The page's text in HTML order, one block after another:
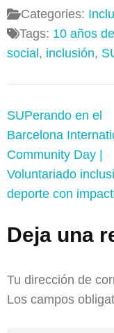
Categories:
Tags: 10 años
social , inclusión,
Navegación
de
entradas
SUPerando en el
Barcelona
Community Day |
Voluntariado
deporte con
Deja una
Tu dirección de
Los campos